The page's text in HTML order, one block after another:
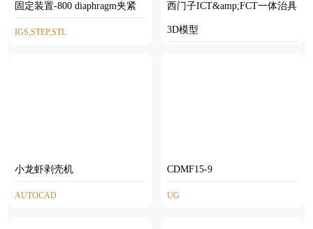
固定装置-800 diaphragm夹紧
IGS,STEP,STL
西门子ICT&amp;FCT一体治具
3D模型
小龙虾剥壳机
AUTOCAD
CDMF15-9
UG